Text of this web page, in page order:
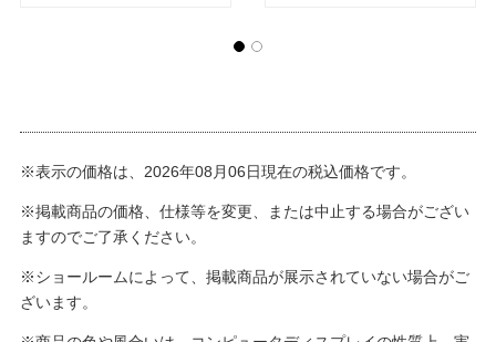
※表示の価格は、2026年08月06日現在の税込価格です。
※掲載商品の価格、仕様等を変更、または中止する場合がござい
ますのでご了承ください。
※ショールームによって、掲載商品が展示されていない場合がご
ざいます。